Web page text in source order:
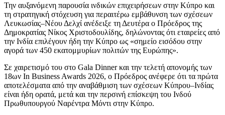
Την αυξανόμενη παρουσία ινδικών επιχειρήσεων στην Κύπρο και
τη στρατηγική στόχευση για περαιτέρω εμβάθυνση των σχέσεων
Λευκωσίας–Νέου Δελχί ανέδειξε τη Δευτέρα ο Πρόεδρος της
Δημοκρατίας Νίκος Χριστοδουλίδης, δηλώνοντας ότι εταιρείες από
την Ινδία επιλέγουν ήδη την Κύπρο ως «σημείο εισόδου στην
αγορά των 450 εκατομμυρίων πολιτών της Ευρώπης».
Σε χαιρετισμό του στο Gala Dinner και την τελετή απονομής των
18ων In Business Awards 2026, ο Πρόεδρος ανέφερε ότι τα πρώτα
αποτελέσματα από την αναβάθμιση των σχέσεων Κύπρου–Ινδίας
είναι ήδη ορατά, μετά και την περσινή επίσκεψη του Ινδού
Πρωθυπουργού Ναρέντρα Μόντι στην Κύπρο.